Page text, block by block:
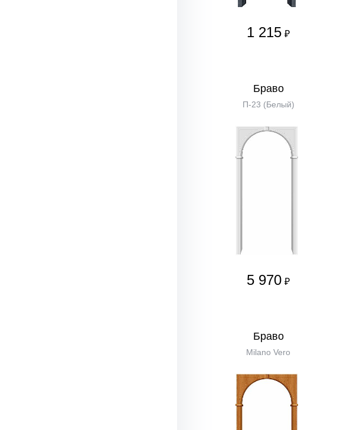
1 215 ₽
Бравo
П-23 (Белый)
5 970 ₽
Бравo
Milano Vero